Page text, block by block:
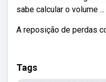
sabe calcular o volume ...
A reposição de perdas
Tags